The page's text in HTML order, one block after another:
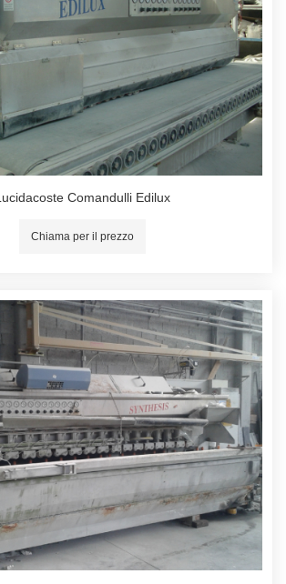
Comandulli Edilux
Chiama per il prezzo